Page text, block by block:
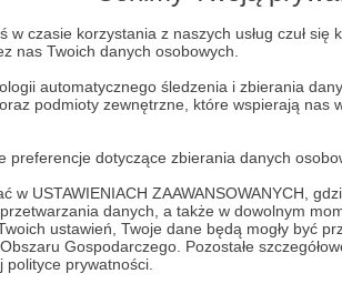
w czasie korzystania z naszych usług czuł
nas Twoich danych osobowych.
automatycznego śledzenia i zbierania
podmioty zewnętrzne, które wspierają nas
dotyczące zbierania danych
w USTAWIENIACH ZAAWANSOWANYCH,
danych, a także w dowolnym
ustawień, Twoje dane będą mogły być
Gospodarczego. Pozostałe
prywatności.
Kup kupon
2 Opłać
3 Prześlij